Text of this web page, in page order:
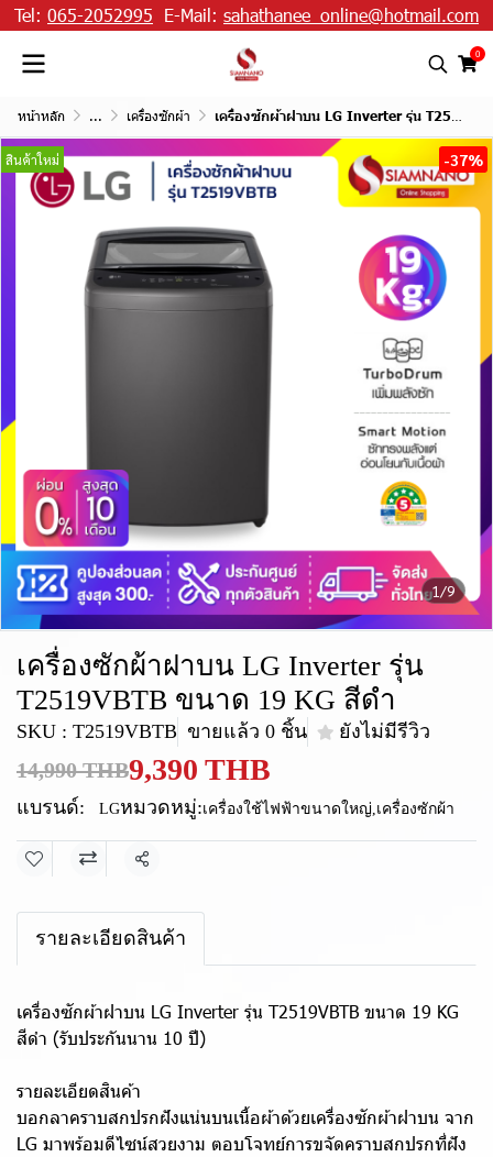
Tel: 065-2052995 E-Mail: sahathanee_online@hotmail.com
0
หน้าหลัก ... เครื่องซักผ้า เครื่องซักผ้าฝาบน LG Inverter รุ่น T2519VBTB ขนาด 19 KG สีดำ
1/9
สินค้าใหม่ -37%
เครื่องซักผ้าฝาบน LG Inverter รุ่น
T2519VBTB ขนาด 19 KG สีดำ
SKU : T2519VBTB ขายแล้ว 0 ชิ้น ยังไม่มีรีวิว
14,990 THB9,390 THB
แบรนด์: LGหมวดหมู่:เครื่องใช้ไฟฟ้าขนาดใหญ่,เครื่องซักผ้า
แชร์
รายละเอียดสินค้า
เครื่องซักผ้าฝาบน LG Inverter รุ่น T2519VBTB ขนาด 19 KG
สีดำ (รับประกันนาน 10 ปี)
รายละเอียดสินค้า
บอกลาคราบสกปรกฝังแน่นบนเนื้อผ้าด้วยเครื่องซักผ้าฝาบน จาก
LG มาพร้อมดีไซน์สวยงาม ตอบโจทย์การขจัดคราบสกปรกที่ฝัง